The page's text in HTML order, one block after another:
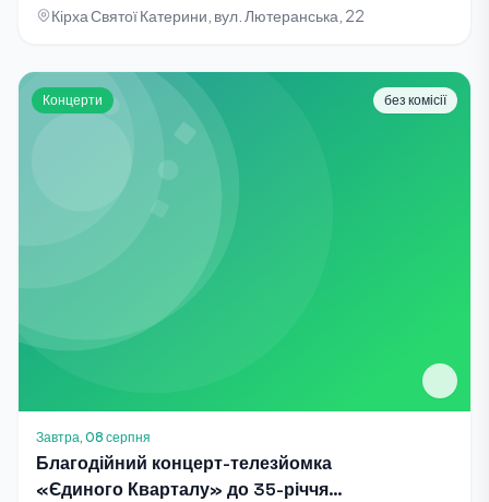
Кірха Святої Катерини, вул. Лютеранська, 22
Концерти без комісії
Завтра, 08 серпня
Благодійний концерт-телезйомка
«Єдиного Кварталу» до 35-річчя